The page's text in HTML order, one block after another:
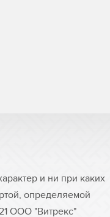
и ни при каких
определяемой
ООО "Витрекс"